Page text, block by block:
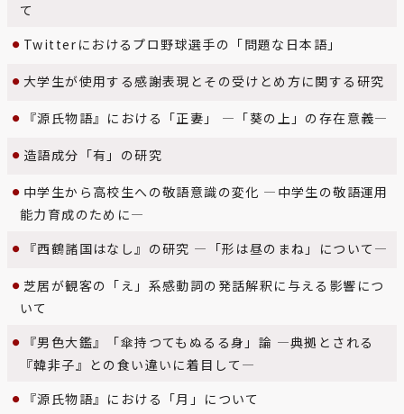
て
Twitterにおけるプロ野球選手の「問題な日本語」
大学生が使用する感謝表現とその受けとめ方に関する研究
『源氏物語』における「正妻」 ―「葵の上」の存在意義―
造語成分「有」の研究
中学生から高校生への敬語意識の変化 ―中学生の敬語運用
能力育成のために―
『西鶴諸国はなし』の研究 ―「形は昼のまね」について―
芝居が観客の「え」系感動詞の発話解釈に与える影響につ
いて
『男色大鑑』「傘持つてもぬるる身」論 ―典拠とされる
『韓非子』との食い違いに着目して―
『源氏物語』における「月」について